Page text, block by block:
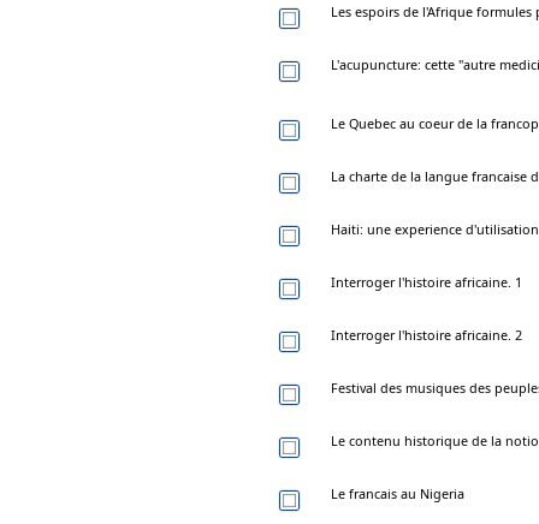
Les espoirs de l'Afrique
L'acupuncture: cette "autre
Le Quebec au coeur de la
La charte de la langue francaise
Haiti: une experience
Interroger l'histoire africaine. 1
Interroger l'histoire africaine. 2
Festival des musiques des
Le contenu historique de la
Le francais au Nigeria